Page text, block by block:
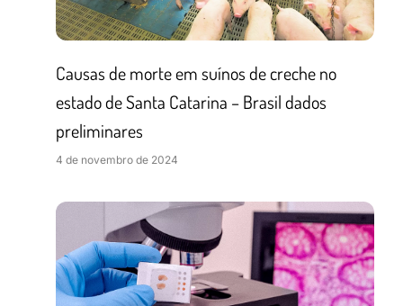
Causas de morte em suínos de creche no
estado de Santa Catarina – Brasil dados
preliminares
4 de novembro de 2024